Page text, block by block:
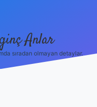
Anlar
sıradan olmayan detaylar.